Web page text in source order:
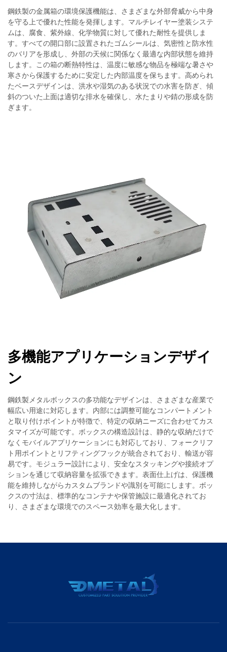
鋼鉄製の金属箱の環境保護機能は、さまざまな外部脅威から中身
を守る上で優れた性能を発揮します。マルチレイヤー塗装システ
ムは、腐食、紫外線、化学物質に対して優れた耐性を提供しま
す。すべての開口部に設置されたゴムシールは、気密性と防水性
のバリアを形成し、外部の天候に関係なく最適な内部状態を維持
します。この箱の断熱特性は、温度に敏感な物品を極端な暑さや
寒さから保護するために安定した内部温度を保ちます。高められ
たベースデザインは、洪水や湿気のある状況での水害を防ぎ、傾
斜のついた上面は適切な排水を確保し、水たまりや錆の形成を防
ぎます。
多機能アプリケーションデザイ
ン
鋼鉄製メタルボックスの多功能なデザインは、さまざまな産業で
幅広い用途に対応します。内部には調整可能なコンパートメント
と取り付けポイントが特徴で、特定の収納ニーズに合わせてカス
タマイズが可能です。ボックスの構造設計は、静的な収納だけで
なくモバイルアプリケーションにも対応しており、フォークリフ
ト用ポイントとリフティングフックが統合されており、輸送が容
易です。モジュラー設計により、安全なスタッキングや接続オプ
ションを通じて収納容量を拡張できます。表面仕上げは、保護機
能を維持しながらカスタムブランドや識別を可能にします。ボッ
クスの寸法は、標準的なコンテナや保管施設に最適化されてお
り、さまざまな環境でのスペース効率を最大化します。